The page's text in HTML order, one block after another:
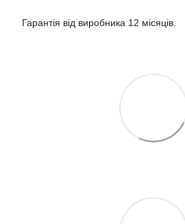
Гарантія від виробника 12 місяців.